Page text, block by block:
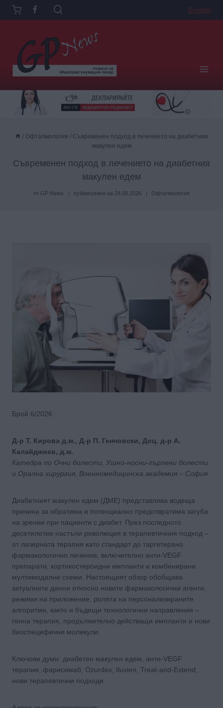
Към
съдържанието
English
/ Офталмология / Съвременен подход в лечението на диабетния
макулен едем
Съвременен подход в лечението на диабетния
макулен едем
от GP News публикувано на 24.06.2026 Офталмология
Брой 6/2026
Д-р Т. Кирова д.м., Д-р П. Генчовски, Доц. д-р А.
Калайджиев, д.м.
Катедра по Очни болести, Ушно-носни-гърлени болести
и Орална хирургия, Военномедицинска академия – София
Диабетният макулен едем (ДМЕ) представлява водеща
причина за обратима и потенциално предотвратима загуба
на зрение при пациенти с диабет. През последното
десетилетие настъпи революция в терапевтичния подход –
от лазерната терапия като стандарт до таргетирано
фармакологично лечение, включително анти-VEGF
препарати, кортикостероидни импланти и комбинирани
мултимодални схеми. Настоящият обзор обобщава
актуалните данни относно новите фармакологични агенти,
режими на приложение, ролята на персонализираните
алгоритми, както и бъдещи технологични направления –
генна терапия, продължително действащи импланти и нови
биоспецифични молекули.
Ключови думи: диабетен макулен едем, анти-VEGF
терапия, фарисимаб, Ozurdex, Iluvien, Treat-and-Extend,
нови терапевтични подходи